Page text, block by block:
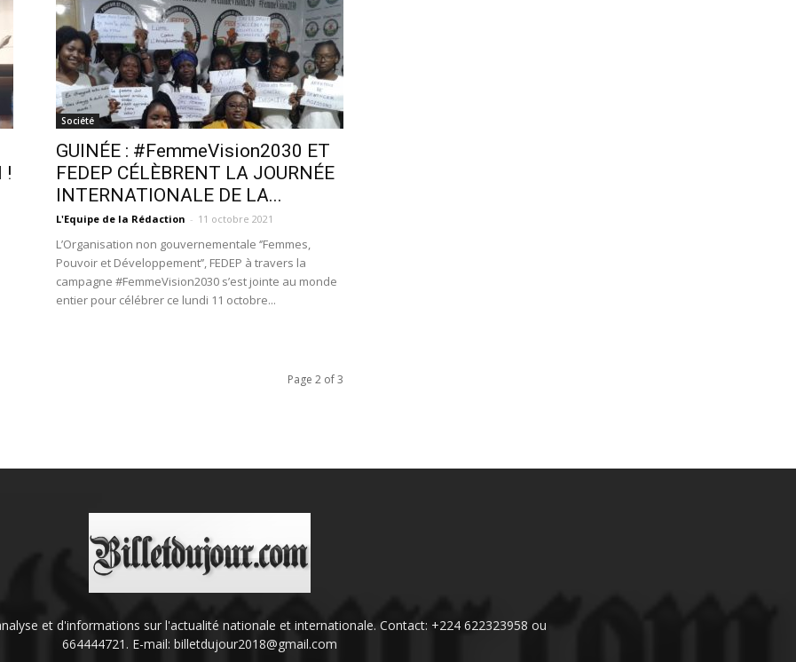
!
Société
GUINÉE : #FemmeVision2030 ET
FEDEP CÉLÈBRENT LA JOURNÉE
INTERNATIONALE DE LA...
L'Equipe de la Rédaction - 11 octobre 2021
L’Organisation non gouvernementale ‘’Femmes,
Pouvoir et Développement’’, FEDEP à travers la
campagne #FemmeVision2030 s’est jointe au monde
entier pour célébrer ce lundi 11 octobre...
Page 2 of 3
et d'informations sur l'actualité nationale et internationale. Contact: +224 622323958 ou
664444721. E-mail: billetdujour2018@gmail.com